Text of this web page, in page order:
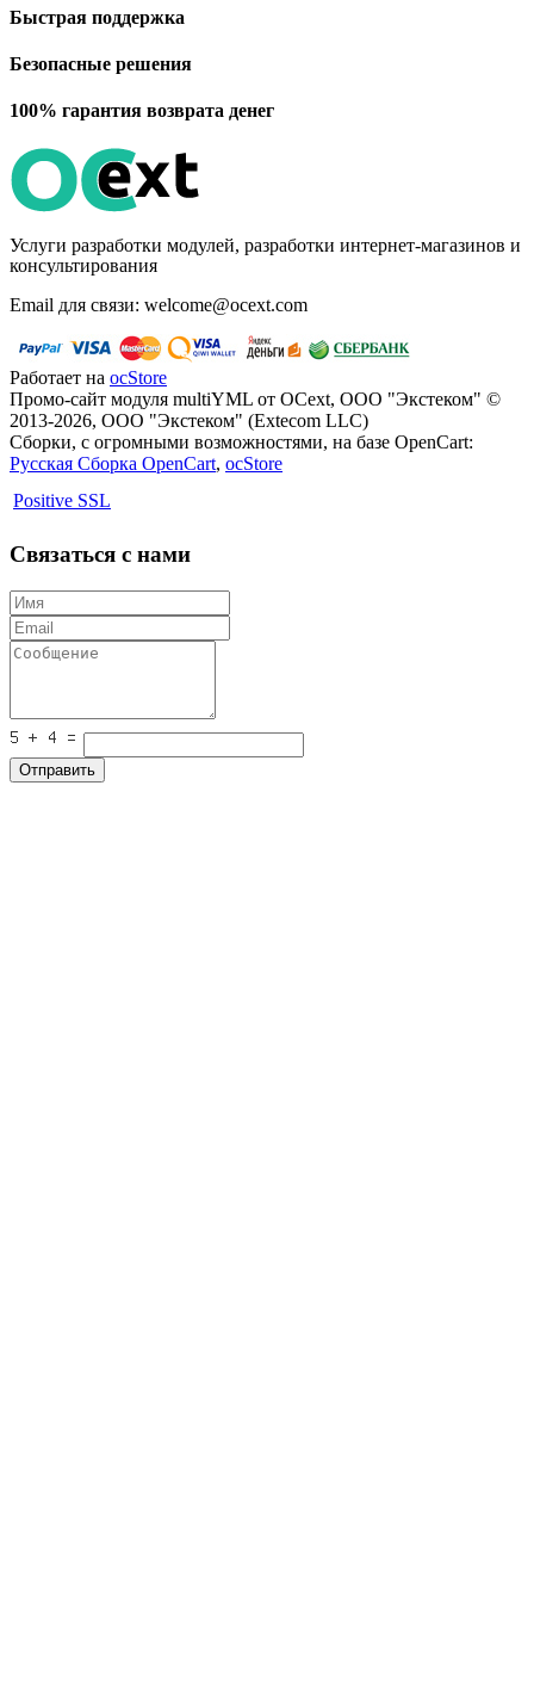
Быстрая поддержка
Безопасные решения
100% гарантия возврата денег
Услуги разработки модулей, разработки интернет-магазинов и
консультирования
Email для связи: welcome@ocext.com
Работает на ocStore
Промо-сайт модуля multiYML от OCext, ООО "Экстеком" ©
2013-2026, ООО "Экстеком" (Extecom LLC)
Сборки, с огромными возможностями, на базе OpenCart:
Русская Сборка OpenCart, ocStore
Positive SSL
Связаться с нами
Отправить